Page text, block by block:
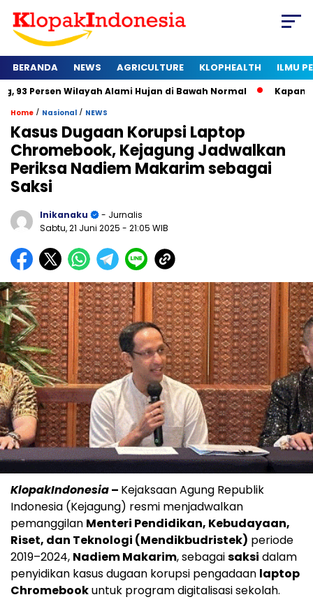
BERANDA NEWS AGRICULTURE KLOPHEALTH ILMU
Wilayah Alami Hujan di Bawah Normal Kapan Sertifikat
Home / Nasional / NEWS
Kasus Dugaan Korupsi Laptop
Chromebook, Kejagung Jadwalkan
Periksa Nadiem Makarim sebagai
Saksi
Inikanaku
- Jurnalis
Sabtu, 21 Juni 2025 - 21:05 WIB
KlopakIndonesia– Kejaksaan Agung Republik
Indonesia (Kejagung) resmi menjadwalkan
pemanggilan Menteri Pendidikan, Kebudayaan,
Riset, dan Teknologi (Mendikbudristek) periode
2019–2024, Nadiem Makarim, sebagaisaksi dalam
penyidikan kasus dugaan korupsi pengadaan laptop
Chromebookuntuk program digitalisasi sekolah.